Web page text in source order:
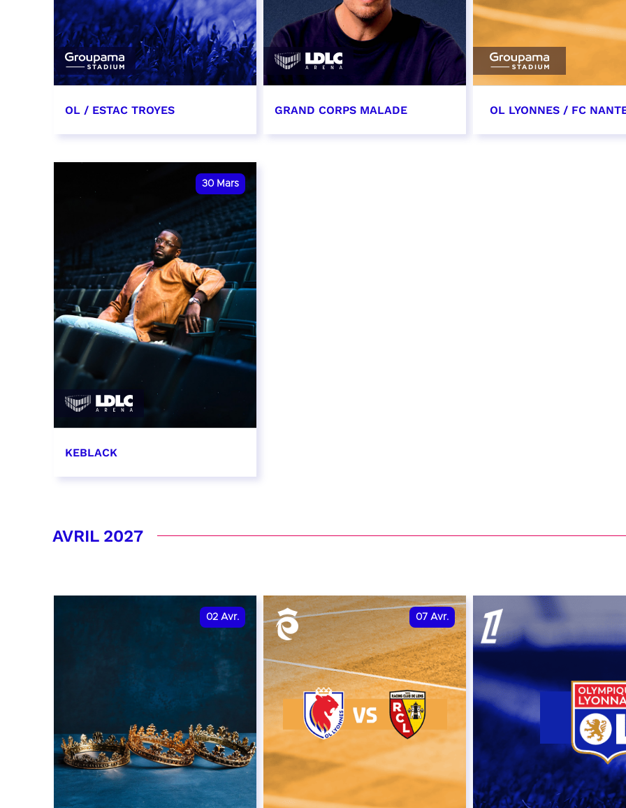
OL / ESTAC TROYES GRAND CORPS MALADE OL LYONNES / FC
30 Mars
KEBLACK
AVRIL 2027
02 Avr. 07 Avr.